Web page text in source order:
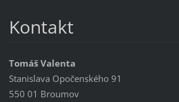
Kontakt
Tomáš Valenta
Stanislava Opočenského 91
550 01 Broumov